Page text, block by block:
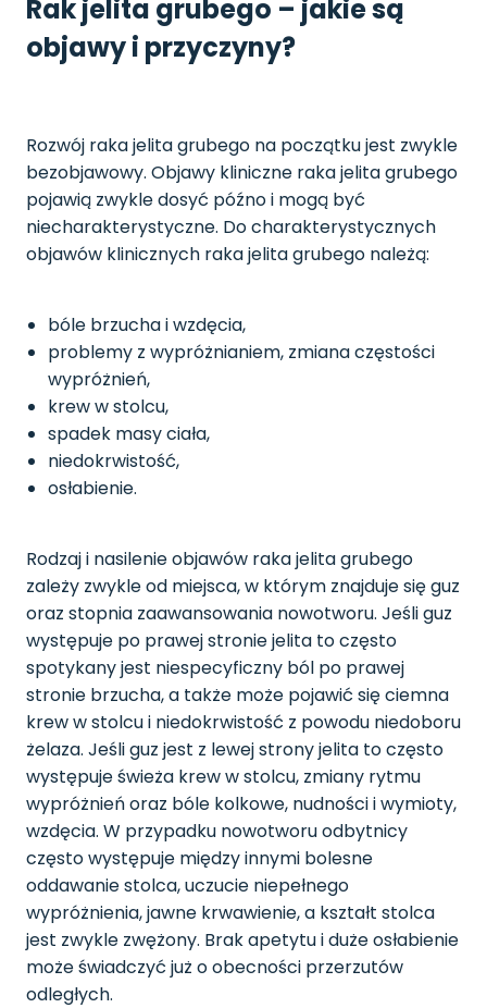
Rak jelita grubego – jakie są
objawy i przyczyny?
Rozwój raka jelita grubego na początku jest zwykle
bezobjawowy. Objawy kliniczne raka jelita grubego
pojawią zwykle dosyć późno i mogą być
niecharakterystyczne. Do charakterystycznych
objawów klinicznych raka jelita grubego należą:
bóle brzucha i wzdęcia,
problemy z wypróżnianiem, zmiana częstości
wypróżnień,
krew w stolcu,
spadek masy ciała,
niedokrwistość,
osłabienie.
Rodzaj i nasilenie objawów raka jelita grubego
zależy zwykle od miejsca, w którym znajduje się guz
oraz stopnia zaawansowania nowotworu. Jeśli guz
występuje po prawej stronie jelita to często
spotykany jest niespecyficzny ból po prawej
stronie brzucha, a także może pojawić się ciemna
krew w stolcu i niedokrwistość z powodu niedoboru
żelaza. Jeśli guz jest z lewej strony jelita to często
występuje świeża krew w stolcu, zmiany rytmu
wypróżnień oraz bóle kolkowe, nudności i wymioty,
wzdęcia. W przypadku nowotworu odbytnicy
często występuje między innymi bolesne
oddawanie stolca, uczucie niepełnego
wypróżnienia, jawne krwawienie, a kształt stolca
jest zwykle zwężony. Brak apetytu i duże osłabienie
może świadczyć już o obecności przerzutów
odległych.